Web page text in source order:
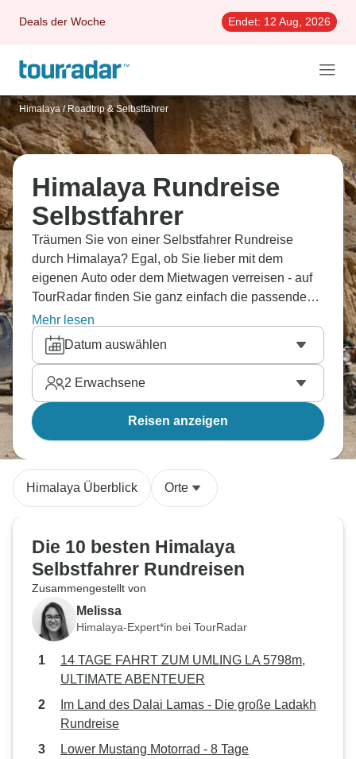
Deals der Woche Endet: 12 Aug, 2026
Himalaya / Roadtrip & Selbstfahrer
Himalaya Rundreise
Selbstfahrer
Träumen Sie von einer Selbstfahrer Rundreise
durch Himalaya? Egal, ob Sie lieber mit dem
eigenen Auto oder dem Mietwagen verreisen - auf
TourRadar finden Sie ganz einfach die passende
aus über 20 Pkw Rundreisen dank 11
Erfahrungsberichten.
Mehr lesen
Datum auswählen
2 Erwachsene
Reisen anzeigen
Himalaya Überblick Orte
Die 10 besten Himalaya
Selbstfahrer Rundreisen
Zusammengestellt von
Melissa
Himalaya-Expert*in bei TourRadar
14 TAGE FAHRT ZUM UMLING LA 5798m,
ULTIMATE ABENTEUER
Im Land des Dalai Lamas - Die große Ladakh
Rundreise
Lower Mustang Motorrad - 8 Tage